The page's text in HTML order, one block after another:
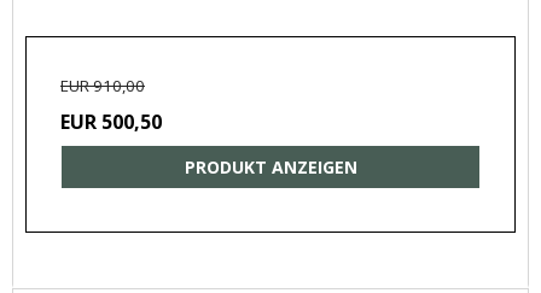
EUR 910,00
EUR 500,50
PRODUKT ANZEIGEN